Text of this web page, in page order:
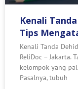
Kenali
Tips
Kenali Tanda
ReliDoc – Jakarta.
kelompok yang
Pasalnya, tubuh